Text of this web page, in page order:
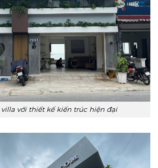
với thiết kế kiến trúc hiện đại